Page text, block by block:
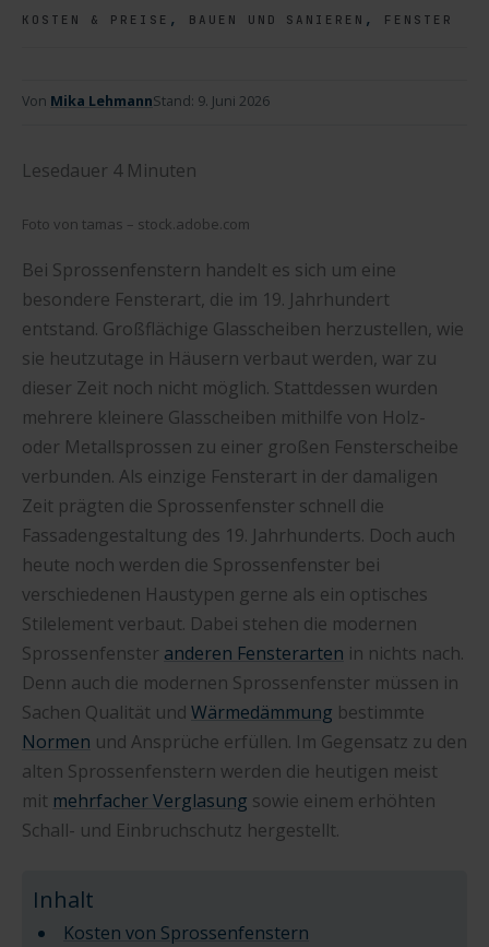
KOSTEN & PREISE , BAUEN UND SANIEREN , FENSTER
Von Mika LehmannStand: 9. Juni 2026
Lesedauer 4 Minuten
Foto von tamas – stock.adobe.com
Bei Sprossenfenstern handelt es sich um eine
besondere Fensterart, die im 19. Jahrhundert
entstand. Großflächige Glasscheiben herzustellen, wie
sie heutzutage in Häusern verbaut werden, war zu
dieser Zeit noch nicht möglich. Stattdessen wurden
mehrere kleinere Glasscheiben mithilfe von Holz-
oder Metallsprossen zu einer großen Fensterscheibe
verbunden. Als einzige Fensterart in der damaligen
Zeit prägten die Sprossenfenster schnell die
Fassadengestaltung des 19. Jahrhunderts. Doch auch
heute noch werden die Sprossenfenster bei
verschiedenen Haustypen gerne als ein optisches
Stilelement verbaut. Dabei stehen die modernen
Sprossenfenster anderen Fensterarten in nichts nach.
Denn auch die modernen Sprossenfenster müssen in
Sachen Qualität und Wärmedämmung bestimmte
Normen und Ansprüche erfüllen. Im Gegensatz zu den
alten Sprossenfenstern werden die heutigen meist
mit mehrfacher Verglasung sowie einem erhöhten
Schall- und Einbruchschutz hergestellt.
Inhalt
Kosten von Sprossenfenstern